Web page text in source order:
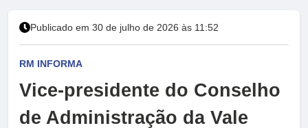
Publicado em 30 de julho de 2026 às 11:52
RM INFORMA
Vice-presidente do Conselho
de Administração da Vale